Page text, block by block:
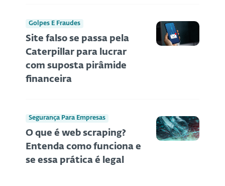
Golpes E Fraudes
Site falso se passa pela
Caterpillar para lucrar
com suposta pirâmide
financeira
Segurança Para Empresas
O que é web scraping?
Entenda como funciona e
se essa prática é legal